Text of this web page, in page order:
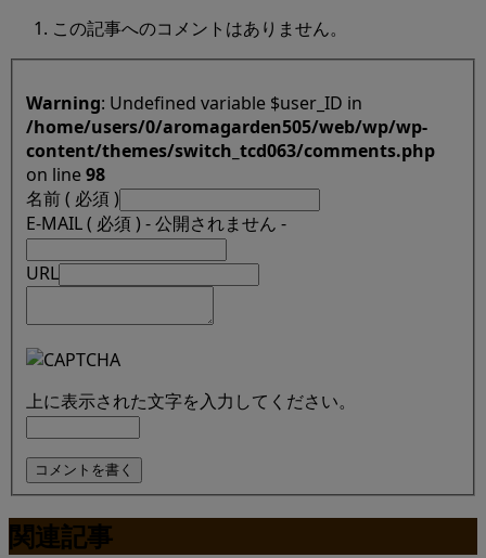
この記事へのコメントはありません。
Warning : Undefined variable $user_ID in
/home/users/0/aromagarden505/web/wp/wp-
content/themes/switch_tcd063/comments.php
on line98
名前 ( 必須 )
E-MAIL ( 必須 ) - 公開されません -
URL
上に表示された文字を入力してください。
関連記事